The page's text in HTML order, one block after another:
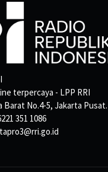
terpercaya - LPP RRI
Barat No.4-5, Jakarta Pusat.
351 1086